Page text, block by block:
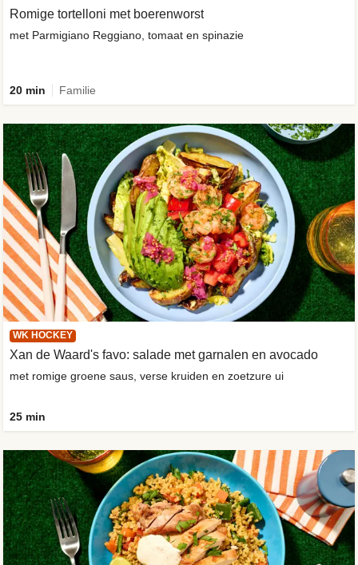
Romige tortelloni met boerenworst
met Parmigiano Reggiano, tomaat en spinazie
20 min Familie
WK HOCKEY
Xan de Waard's favo: salade met garnalen en avocado
met romige groene saus, verse kruiden en zoetzure ui
25 min